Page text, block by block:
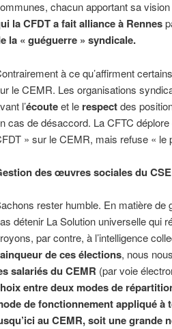
chacun apportant sa
la CFDT a fait alliance à Rennes
la « guéguerre » syndicale.
à ce qu’affirment
le CEMR. Les organisations
l’écouteet le respectdes
cas de désaccord. La CFTC déplore
» sur le CEMR, mais refuse « le
des œuvres sociales du
rester humble. En matière
détenir La Solution universelle qui
par contre, à l’intelligence
de ces élections, nous
salariés du CEMR (par voie
entre deux modes de
de fonctionnement appliqué à
au CEMR, soit une grande